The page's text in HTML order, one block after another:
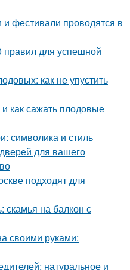
и фестивали проводятся в
для успешной
как не упустить
как сажать плодовые
символика и стиль
для вашего
подходят для
скамья на балкон с
своими руками:
натуральное и